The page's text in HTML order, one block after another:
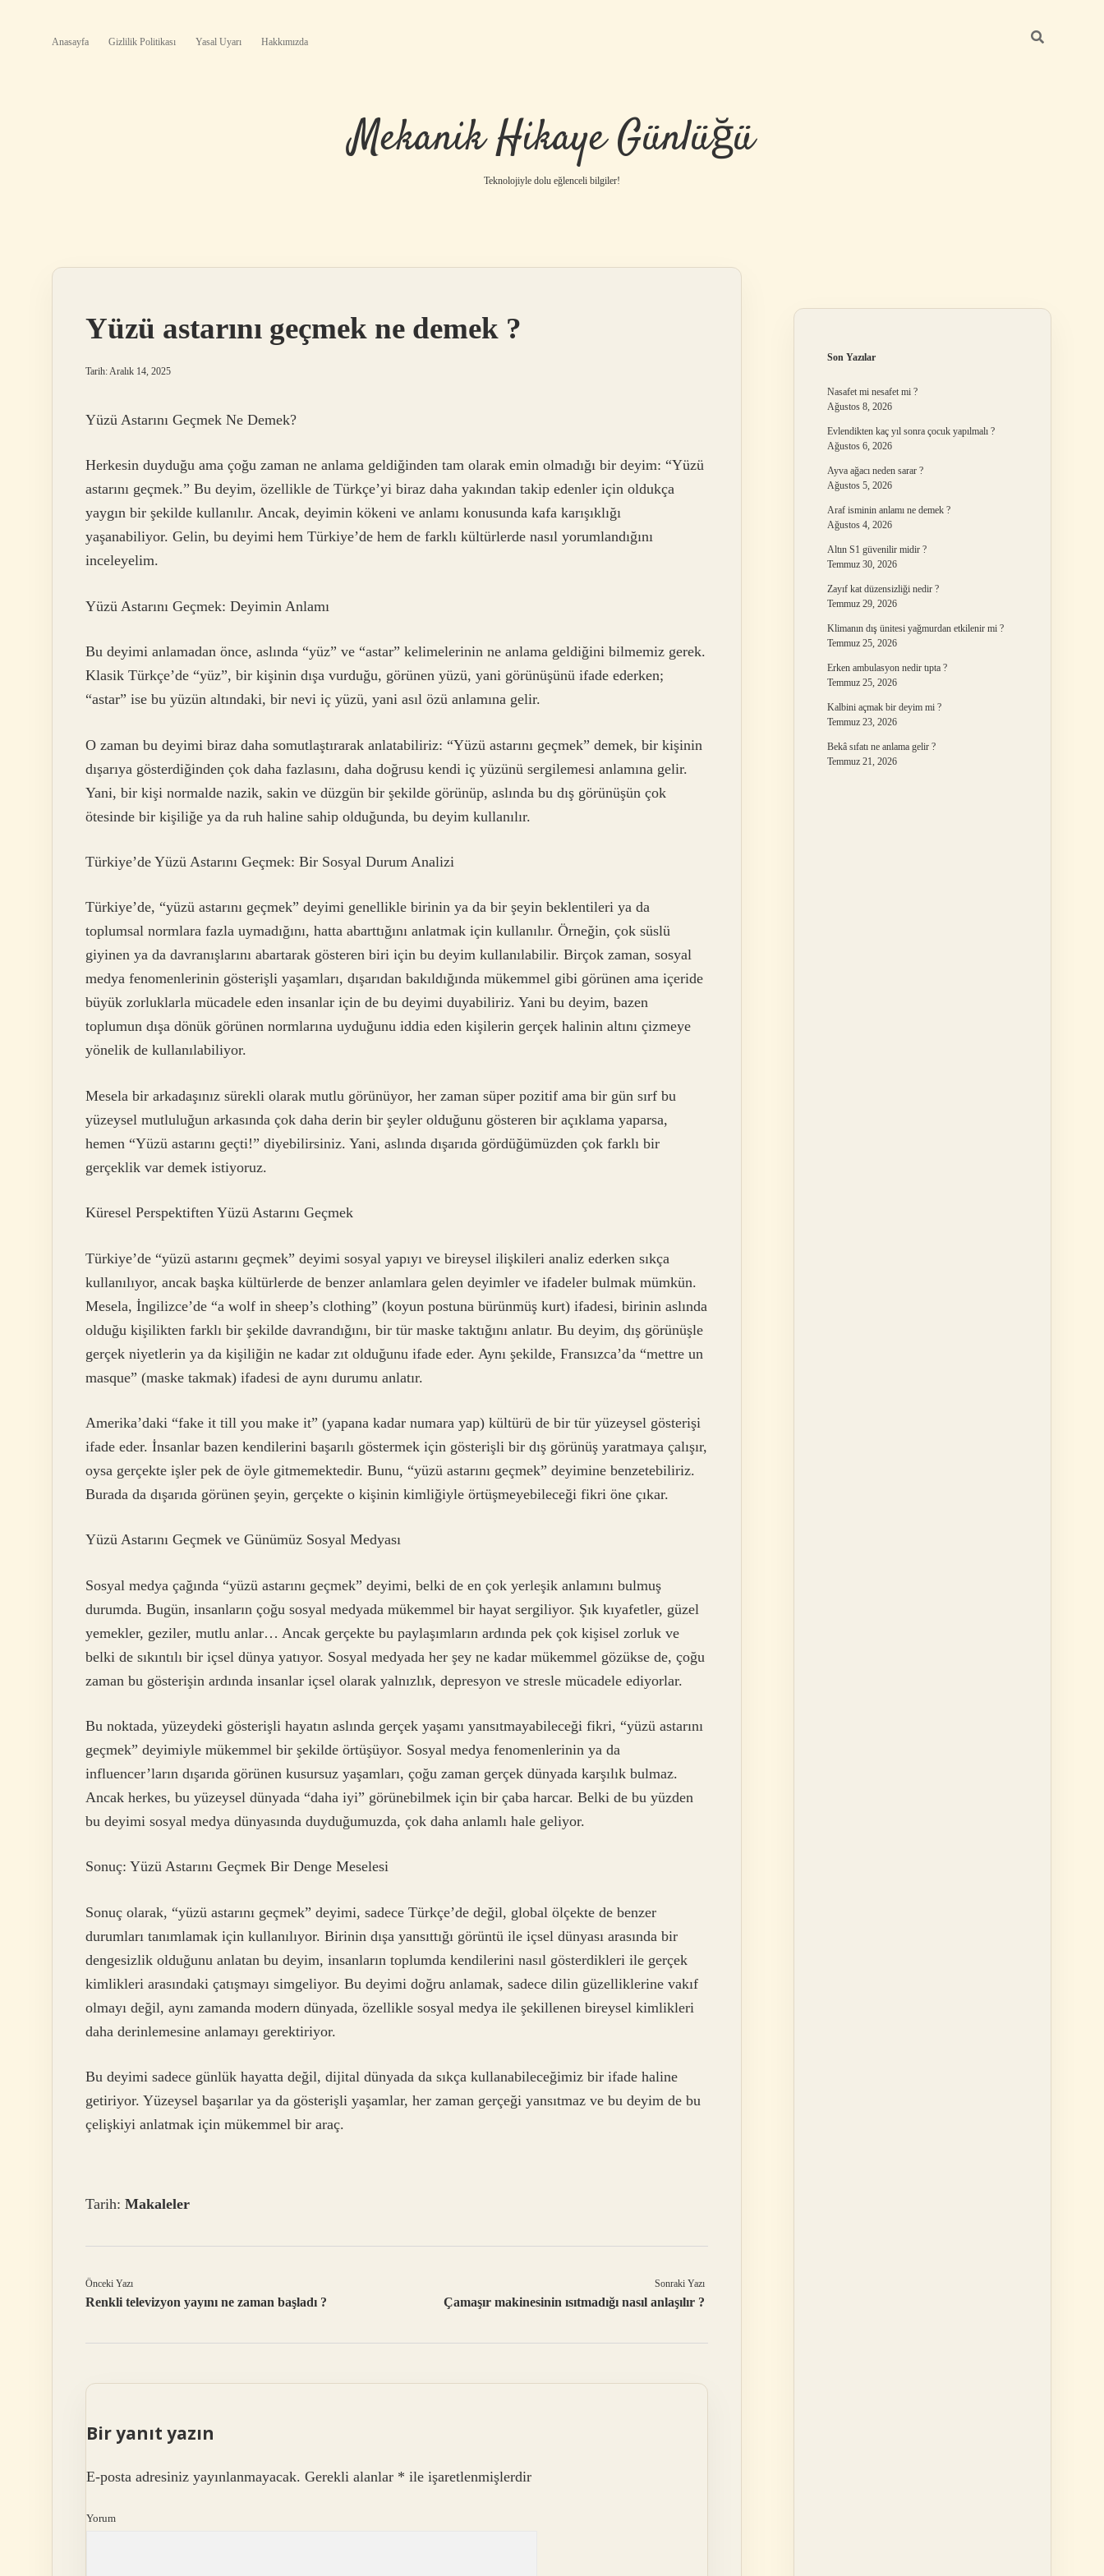
Anasayfa Gizlilik Politikası Yasal Uyarı Hakkımızda
Mekanik Hikaye Günlüğü
Teknolojiyle dolu eğlenceli bilgiler!
Yüzü astarını geçmek ne demek ?
Tarih: Aralık 14, 2025
Yüzü Astarını Geçmek Ne Demek?
Herkesin duyduğu ama çoğu zaman ne anlama geldiğinden tam olarak emin olmadığı bir deyim: “Yüzü
astarını geçmek.” Bu deyim, özellikle de Türkçe’yi biraz daha yakından takip edenler için oldukça
yaygın bir şekilde kullanılır. Ancak, deyimin kökeni ve anlamı konusunda kafa karışıklığı
yaşanabiliyor. Gelin, bu deyimi hem Türkiye’de hem de farklı kültürlerde nasıl yorumlandığını
inceleyelim.
Yüzü Astarını Geçmek: Deyimin Anlamı
Bu deyimi anlamadan önce, aslında “yüz” ve “astar” kelimelerinin ne anlama geldiğini bilmemiz gerek.
Klasik Türkçe’de “yüz”, bir kişinin dışa vurduğu, görünen yüzü, yani görünüşünü ifade ederken;
“astar” ise bu yüzün altındaki, bir nevi iç yüzü, yani asıl özü anlamına gelir.
O zaman bu deyimi biraz daha somutlaştırarak anlatabiliriz: “Yüzü astarını geçmek” demek, bir kişinin
dışarıya gösterdiğinden çok daha fazlasını, daha doğrusu kendi iç yüzünü sergilemesi anlamına gelir.
Yani, bir kişi normalde nazik, sakin ve düzgün bir şekilde görünüp, aslında bu dış görünüşün çok
ötesinde bir kişiliğe ya da ruh haline sahip olduğunda, bu deyim kullanılır.
Türkiye’de Yüzü Astarını Geçmek: Bir Sosyal Durum Analizi
Türkiye’de, “yüzü astarını geçmek” deyimi genellikle birinin ya da bir şeyin beklentileri ya da
toplumsal normlara fazla uymadığını, hatta abarttığını anlatmak için kullanılır. Örneğin, çok süslü
giyinen ya da davranışlarını abartarak gösteren biri için bu deyim kullanılabilir. Birçok zaman, sosyal
medya fenomenlerinin gösterişli yaşamları, dışarıdan bakıldığında mükemmel gibi görünen ama içeride
büyük zorluklarla mücadele eden insanlar için de bu deyimi duyabiliriz. Yani bu deyim, bazen
toplumun dışa dönük görünen normlarına uyduğunu iddia eden kişilerin gerçek halinin altını çizmeye
yönelik de kullanılabiliyor.
Mesela bir arkadaşınız sürekli olarak mutlu görünüyor, her zaman süper pozitif ama bir gün sırf bu
yüzeysel mutluluğun arkasında çok daha derin bir şeyler olduğunu gösteren bir açıklama yaparsa,
hemen “Yüzü astarını geçti!” diyebilirsiniz. Yani, aslında dışarıda gördüğümüzden çok farklı bir
gerçeklik var demek istiyoruz.
Küresel Perspektiften Yüzü Astarını Geçmek
Türkiye’de “yüzü astarını geçmek” deyimi sosyal yapıyı ve bireysel ilişkileri analiz ederken sıkça
kullanılıyor, ancak başka kültürlerde de benzer anlamlara gelen deyimler ve ifadeler bulmak mümkün.
Mesela, İngilizce’de “a wolf in sheep’s clothing” (koyun postuna bürünmüş kurt) ifadesi, birinin aslında
olduğu kişilikten farklı bir şekilde davrandığını, bir tür maske taktığını anlatır. Bu deyim, dış görünüşle
gerçek niyetlerin ya da kişiliğin ne kadar zıt olduğunu ifade eder. Aynı şekilde, Fransızca’da “mettre un
masque” (maske takmak) ifadesi de aynı durumu anlatır.
Amerika’daki “fake it till you make it” (yapana kadar numara yap) kültürü de bir tür yüzeysel gösterişi
ifade eder. İnsanlar bazen kendilerini başarılı göstermek için gösterişli bir dış görünüş yaratmaya çalışır,
oysa gerçekte işler pek de öyle gitmemektedir. Bunu, “yüzü astarını geçmek” deyimine benzetebiliriz.
Burada da dışarıda görünen şeyin, gerçekte o kişinin kimliğiyle örtüşmeyebileceği fikri öne çıkar.
Yüzü Astarını Geçmek ve Günümüz Sosyal Medyası
Sosyal medya çağında “yüzü astarını geçmek” deyimi, belki de en çok yerleşik anlamını bulmuş
durumda. Bugün, insanların çoğu sosyal medyada mükemmel bir hayat sergiliyor. Şık kıyafetler, güzel
yemekler, geziler, mutlu anlar… Ancak gerçekte bu paylaşımların ardında pek çok kişisel zorluk ve
belki de sıkıntılı bir içsel dünya yatıyor. Sosyal medyada her şey ne kadar mükemmel gözükse de, çoğu
zaman bu gösterişin ardında insanlar içsel olarak yalnızlık, depresyon ve stresle mücadele ediyorlar.
Bu noktada, yüzeydeki gösterişli hayatın aslında gerçek yaşamı yansıtmayabileceği fikri, “yüzü astarını
geçmek” deyimiyle mükemmel bir şekilde örtüşüyor. Sosyal medya fenomenlerinin ya da
influencer’ların dışarıda görünen kusursuz yaşamları, çoğu zaman gerçek dünyada karşılık bulmaz.
Ancak herkes, bu yüzeysel dünyada “daha iyi” görünebilmek için bir çaba harcar. Belki de bu yüzden
bu deyimi sosyal medya dünyasında duyduğumuzda, çok daha anlamlı hale geliyor.
Sonuç: Yüzü Astarını Geçmek Bir Denge Meselesi
Sonuç olarak, “yüzü astarını geçmek” deyimi, sadece Türkçe’de değil, global ölçekte de benzer
durumları tanımlamak için kullanılıyor. Birinin dışa yansıttığı görüntü ile içsel dünyası arasında bir
dengesizlik olduğunu anlatan bu deyim, insanların toplumda kendilerini nasıl gösterdikleri ile gerçek
kimlikleri arasındaki çatışmayı simgeliyor. Bu deyimi doğru anlamak, sadece dilin güzelliklerine vakıf
olmayı değil, aynı zamanda modern dünyada, özellikle sosyal medya ile şekillenen bireysel kimlikleri
daha derinlemesine anlamayı gerektiriyor.
Bu deyimi sadece günlük hayatta değil, dijital dünyada da sıkça kullanabileceğimiz bir ifade haline
getiriyor. Yüzeysel başarılar ya da gösterişli yaşamlar, her zaman gerçeği yansıtmaz ve bu deyim de bu
çelişkiyi anlatmak için mükemmel bir araç.
Tarih: Makaleler
Önceki Yazı
Renkli televizyon yayını ne zaman başladı ?
Sonraki Yazı
Çamaşır makinesinin ısıtmadığı nasıl anlaşılır ?
Bir yanıt yazın
E-posta adresiniz yayınlanmayacak. Gerekli alanlar * ile işaretlenmişlerdir
Yorum
Son Yazılar
Nasafet mi nesafet mi ?
Ağustos 8, 2026
Evlendikten kaç yıl sonra çocuk yapılmalı ?
Ağustos 6, 2026
Ayva ağacı neden sarar ?
Ağustos 5, 2026
Araf isminin anlamı ne demek ?
Ağustos 4, 2026
Altın S1 güvenilir midir ?
Temmuz 30, 2026
Zayıf kat düzensizliği nedir ?
Temmuz 29, 2026
Klimanın dış ünitesi yağmurdan etkilenir mi ?
Temmuz 25, 2026
Erken ambulasyon nedir tıpta ?
Temmuz 25, 2026
Kalbini açmak bir deyim mi ?
Temmuz 23, 2026
Bekâ sıfatı ne anlama gelir ?
Temmuz 21, 2026